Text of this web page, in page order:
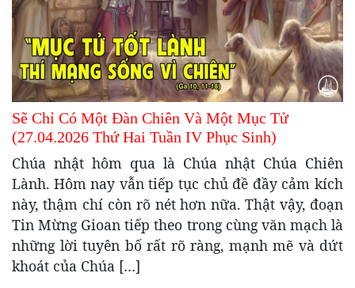
Sẽ Chỉ Có Một Đàn Chiên Và Một Mục Tử
(27.04.2026 Thứ Hai Tuần IV Phục Sinh)
Chúa nhật hôm qua là Chúa nhật Chúa Chiên
Lành. Hôm nay vẫn tiếp tục chủ đề đầy cảm kích
này, thậm chí còn rõ nét hơn nữa. Thật vậy, đoạn
Tin Mừng Gioan tiếp theo trong cùng văn mạch là
những lời tuyên bố rất rõ ràng, mạnh mẽ và dứt
khoát của Chúa […]